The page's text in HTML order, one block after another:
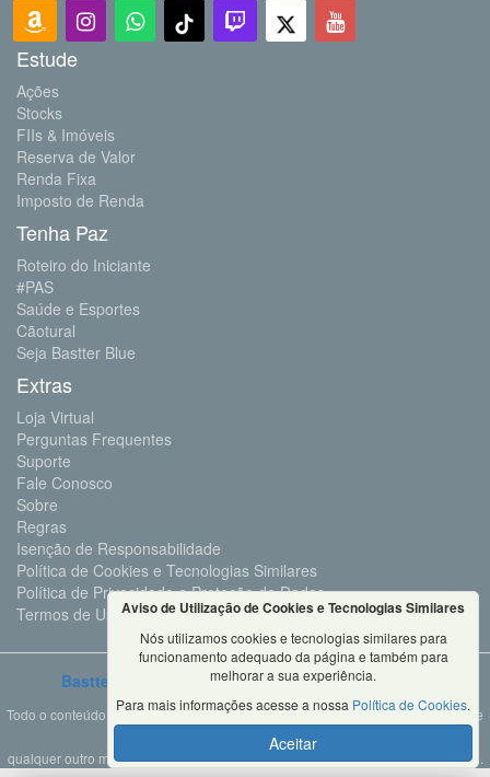
Estude
Ações
Stocks
FIIs & Imóveis
Reserva de Valor
Renda Fixa
Imposto de Renda
Tenha Paz
Roteiro do Iniciante
#PAS
Saúde e Esportes
Cãotural
Seja Bastter Blue
Extras
Loja Virtual
Perguntas Frequentes
Suporte
Fale Conosco
Sobre
Regras
Isenção de Responsabilidade
Política de Cookies e Tecnologias Similares
Política de Privacidade e Proteção de Dados
Termos de Uso
Bastter.com 2001 ©Todos os Direitos Reservados
Todo o conteúdo deste site é propriedade da Bastter.com, sendo expressamente
proibido o seu uso em sites, videos, cursos ou
qualquer outro meio de comunicação sem autorização expressa do proprietário.
Aviso de Utilização de Cookies e Tecnologias Similares
Nós utilizamos cookies e tecnologias similares para
funcionamento adequado da página e também para
melhorar a sua experiência.
Para mais informações acesse a nossa Política de Cookies.
Aceitar